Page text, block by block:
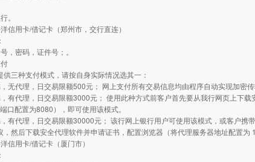
。
洋信用卡/借记卡（郑州市，交行直连）
，密码，证件号；。
供三种支付模式，请按自身实际情况选其一：
无代理，日交易限额500元； 网上支付所有交易信息均由程序自动实现加密
有代理，日交易限额3000元； 使用此种方式前客户首先要从我行网页上下
口配置为8080），即可使用该模式。
有代理，日交易限额30000元； 该行网上银行用户可使用该模式，或客户携
，然后下载安全代理软件并申请证书，配置浏览器（将代理服务器地址配置为
洋信用卡/借记卡（厦门市）